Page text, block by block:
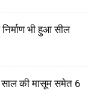
भी हुआ सील
साल की मासूम समेत 6